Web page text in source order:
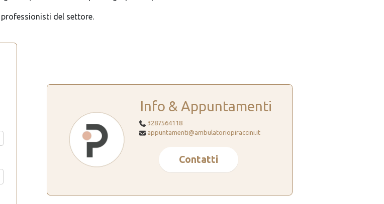
del settore.
Info & Appuntamenti
3287564118
appuntamenti@ambulatoriopiraccini.it
Contatti